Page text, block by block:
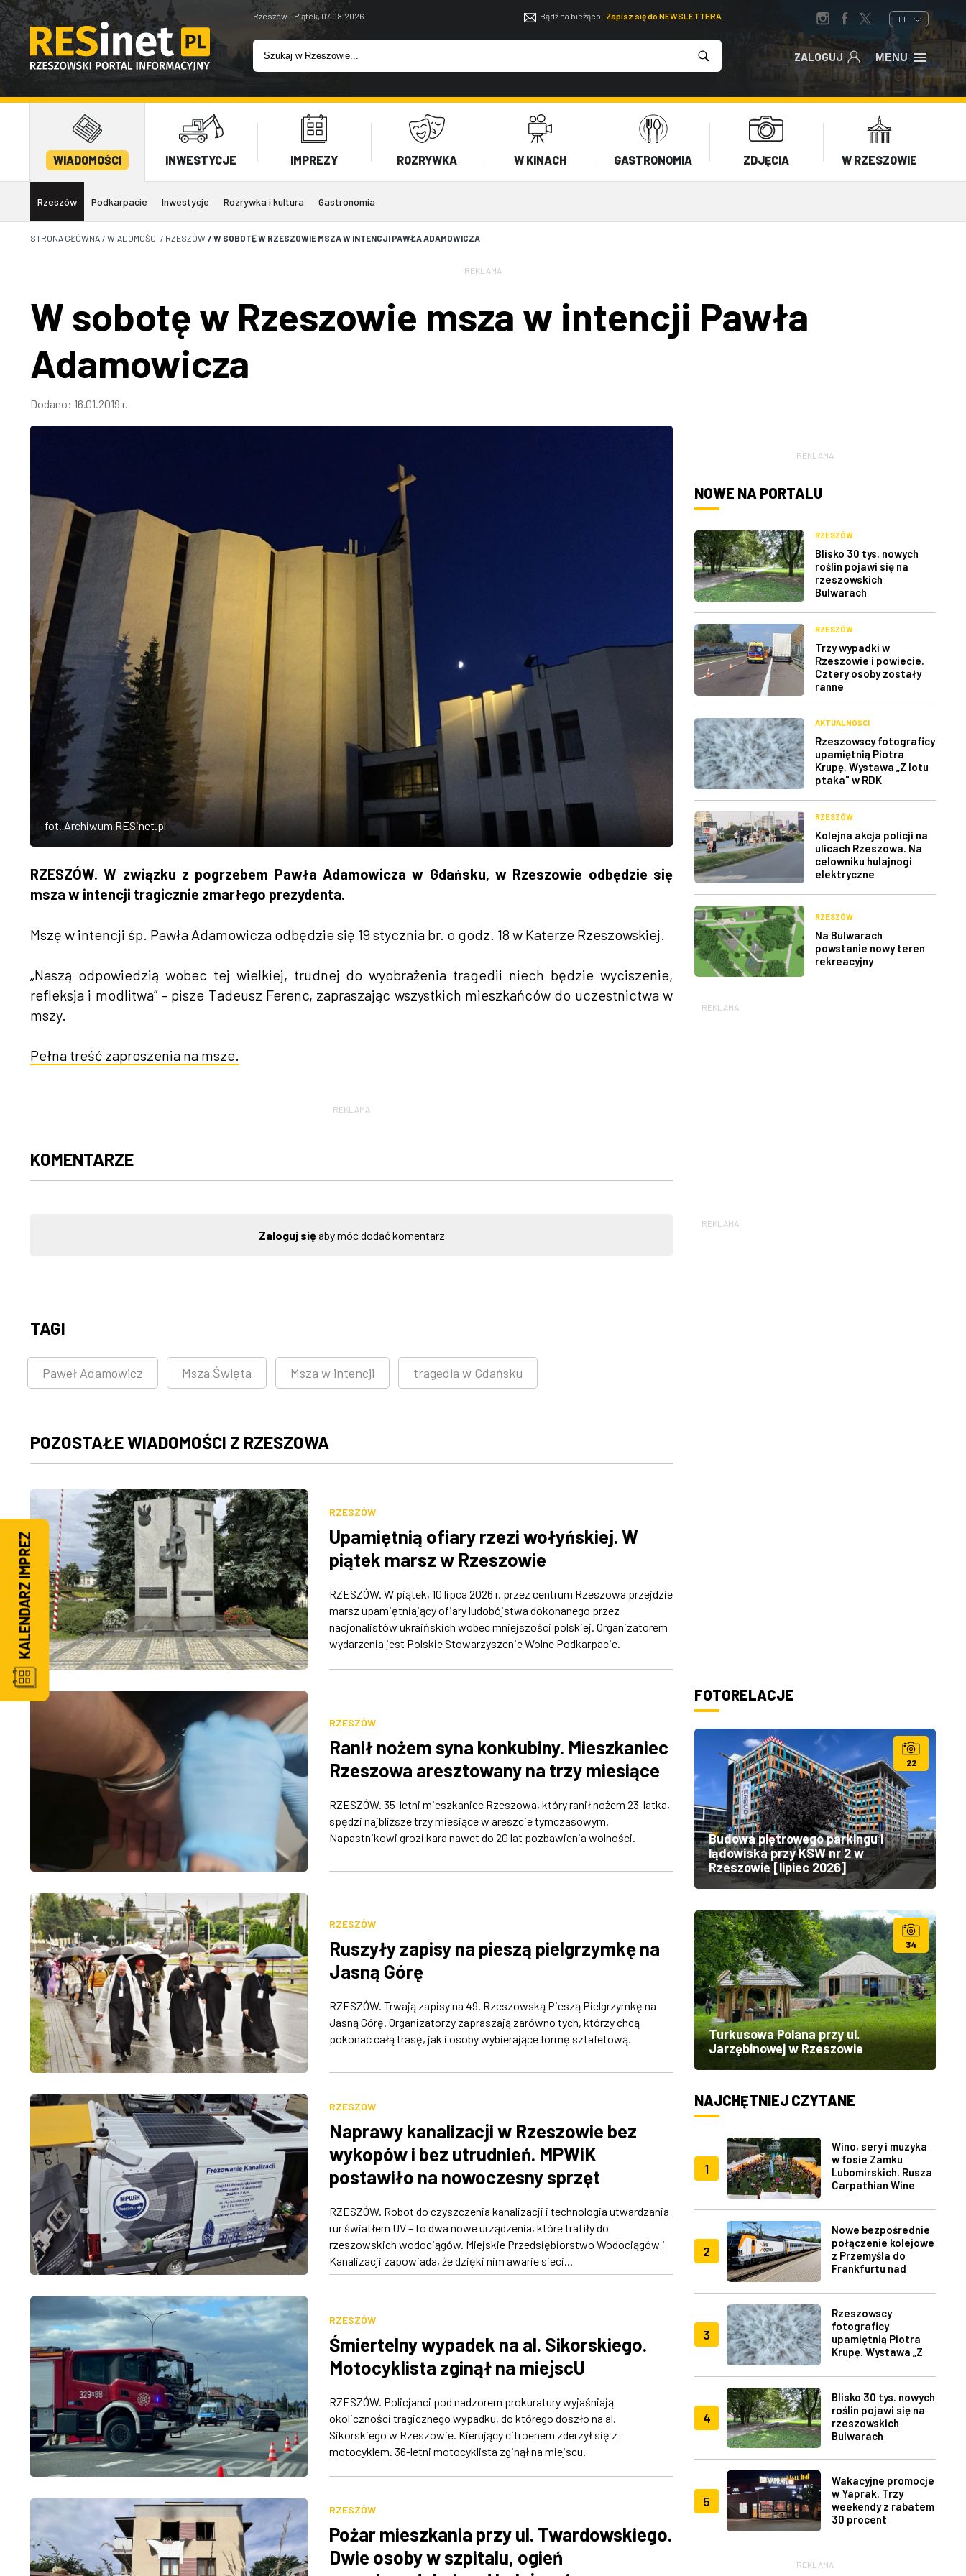
Rzeszów - Piątek, 07.08.2026 Bądź na bieżąco! Zapisz się do NEWSLETTERA PL
ZALOGUJ MENU
WIADOMOŚCI INWESTYCJE IMPREZY ROZRYWKA W KINACH GASTRONOMIA ZDJĘCIA W RZESZOWIE
Rzeszów Podkarpacie Inwestycje Rozrywka i kultura Gastronomia
STRONA GŁÓWNA / WIADOMOŚCI / RZESZÓW / W SOBOTĘ W RZESZOWIE MSZA W INTENCJI PAWŁA ADAMOWICZA
REKLAMA
W sobotę w Rzeszowie msza w intencji Pawła
Adamowicza
Dodano: 16.01.2019 r.
fot. Archiwum RESinet.pl
RZESZÓW. W związku z pogrzebem Pawła Adamowicza w Gdańsku, w Rzeszowie odbędzie się
msza w intencji tragicznie zmarłego prezydenta.
Mszę w intencji śp. Pawła Adamowicza odbędzie się 19 stycznia br. o godz. 18 w Katerze Rzeszowskiej.
„Naszą odpowiedzią wobec tej wielkiej, trudnej do wyobrażenia tragedii niech będzie wyciszenie,
refleksja i modlitwa” – pisze Tadeusz Ferenc, zapraszając wszystkich mieszkańców do uczestnictwa w
mszy.
Pełna treść zaproszenia na msze.
REKLAMA
KOMENTARZE
Zaloguj sięaby móc dodać komentarz
TAGI
Paweł Adamowicz Msza Święta Msza w intencji tragedia w Gdańsku
POZOSTAŁE WIADOMOŚCI Z RZESZOWA
RZESZÓW
Upamiętnią ofiary rzezi wołyńskiej. W
piątek marsz w Rzeszowie
RZESZÓW. W piątek, 10 lipca 2026 r. przez centrum Rzeszowa przejdzie
marsz upamiętniający ofiary ludobójstwa dokonanego przez
nacjonalistów ukraińskich wobec mniejszości polskiej. Organizatorem
wydarzenia jest Polskie Stowarzyszenie Wolne Podkarpacie.
RZESZÓW
Ranił nożem syna konkubiny. Mieszkaniec
Rzeszowa aresztowany na trzy miesiące
RZESZÓW. 35-letni mieszkaniec Rzeszowa, który ranił nożem 23-latka,
spędzi najbliższe trzy miesiące w areszcie tymczasowym.
Napastnikowi grozi kara nawet do 20 lat pozbawienia wolności.
RZESZÓW
Ruszyły zapisy na pieszą pielgrzymkę na
Jasną Górę
RZESZÓW. Trwają zapisy na 49. Rzeszowską Pieszą Pielgrzymkę na
Jasną Górę. Organizatorzy zapraszają zarówno tych, którzy chcą
pokonać całą trasę, jak i osoby wybierające formę sztafetową.
RZESZÓW
Naprawy kanalizacji w Rzeszowie bez
wykopów i bez utrudnień. MPWiK
postawiło na nowoczesny sprzęt
RZESZÓW. Robot do czyszczenia kanalizacji i technologia utwardzania
rur światłem UV – to dwa nowe urządzenia, które trafiły do
rzeszowskich wodociągów. Miejskie Przedsiębiorstwo Wodociągów i
Kanalizacji zapowiada, że dzięki nim awarie sieci...
RZESZÓW
Śmiertelny wypadek na al. Sikorskiego.
Motocyklista zginął na miejscU
RZESZÓW. Policjanci pod nadzorem prokuratury wyjaśniają
okoliczności tragicznego wypadku, do którego doszło na al.
Sikorskiego w Rzeszowie. Kierujący citroenem zderzył się z
motocyklem. 36-letni motocyklista zginął na miejscu.
RZESZÓW
Pożar mieszkania przy ul. Twardowskiego.
Dwie osoby w szpitalu, ogień
REKLAMA
NOWE NA PORTALU
RZESZÓW
Blisko 30 tys. nowych
roślin pojawi się na
rzeszowskich
Bulwarach
RZESZÓW
Trzy wypadki w
Rzeszowie i powiecie.
Cztery osoby zostały
ranne
AKTUALNOŚCI
Rzeszowscy fotograficy
upamiętnią Piotra
Krupę. Wystawa „Z lotu
ptaka" w RDK
RZESZÓW
Kolejna akcja policji na
ulicach Rzeszowa. Na
celowniku hulajnogi
elektryczne
RZESZÓW
Na Bulwarach
powstanie nowy teren
rekreacyjny
REKLAMA
REKLAMA
FOTORELACJE
22
Budowa piętrowego parkingu i
lądowiska przy KSW nr 2 w
Rzeszowie [lipiec 2026]
34
Turkusowa Polana przy ul.
Jarzębinowej w Rzeszowie
NAJCHĘTNIEJ CZYTANE
1
Wino, sery i muzyka
w fosie Zamku
Lubomirskich. Rusza
Carpathian Wine
2
Nowe bezpośrednie
połączenie kolejowe
z Przemyśla do
Frankfurtu nad
3
Rzeszowscy
fotograficy
upamiętnią Piotra
Krupę. Wystawa „Z
4
Blisko 30 tys. nowych
roślin pojawi się na
rzeszowskich
Bulwarach
5
Wakacyjne promocje
w Yaprak. Trzy
weekendy z rabatem
30 procent
REKLAMA
KALENDARZ IMPREZ